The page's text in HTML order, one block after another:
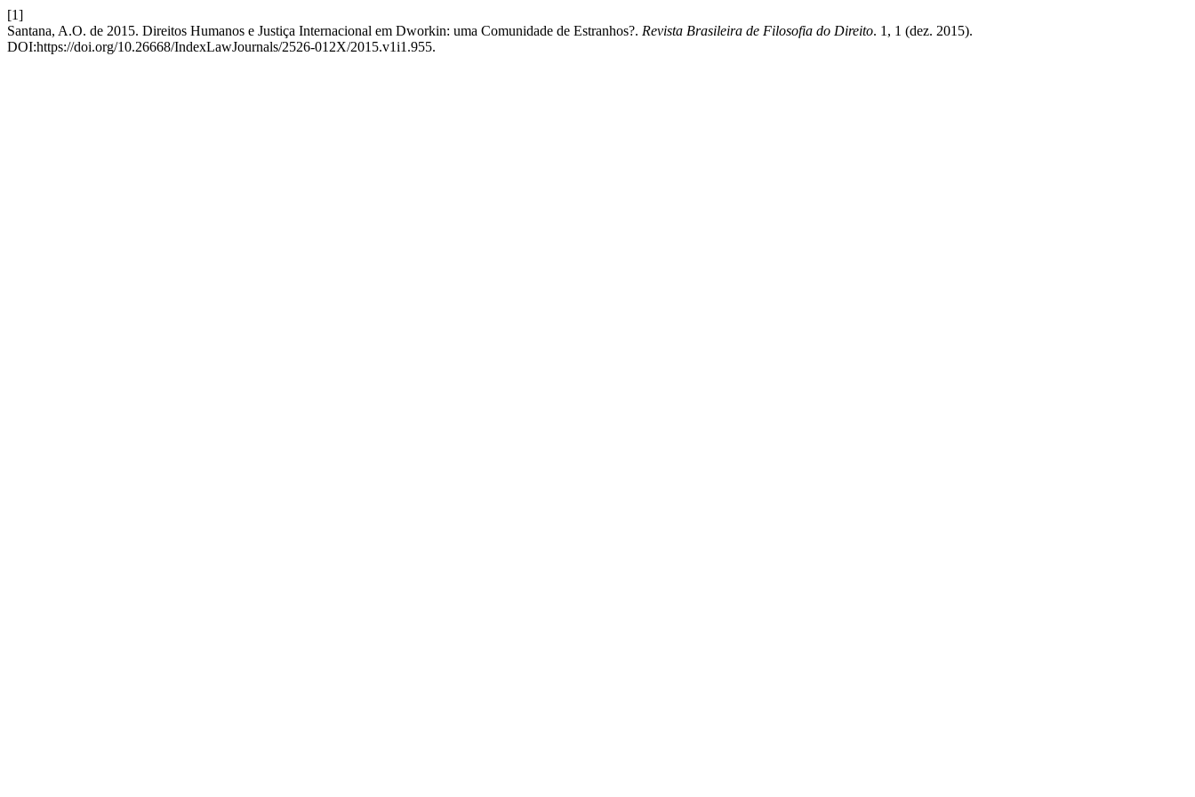
[1]
Santana, A.O. de 2015. Direitos Humanos e Justiça Internacional em Dworkin: uma Comunidade de Estranhos?. Revista Brasileira de Filosofia do Direito. 1, 1 (dez. 2015).
DOI:https://doi.org/10.26668/IndexLawJournals/2526-012X/2015.v1i1.955.